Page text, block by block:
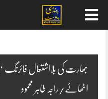
بھارت کی بلااشتعال فائرنگ
اٹھائے/راجہ طاہر محمود